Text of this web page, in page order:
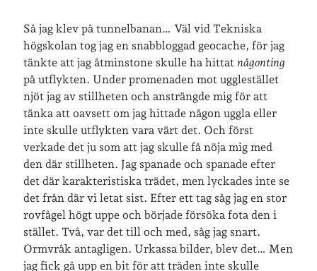
vegan viktiga händelser
vänner webben
årssammanfattningar öland
Kalender
Logga in
Flöde för inlägg
Flöde för kommentarer
WordPress.org
Så jag klev på tunnelbanan… Väl vid Tekniska
högskolan tog jag en snabbloggad geocache, för jag
tänkte att jag åtminstone skulle ha hittatnågonting
på utflykten. Under promenaden mot ugglestället
njöt jag av stillheten och ansträngde mig för att
tänka att oavsett om jag hittade någon uggla eller
inte skulle utflykten vara värt det. Och först
verkade det ju som att jag skulle få nöja mig med
den där stillheten. Jag spanade och spanade efter
det där karakteristiska trädet, men lyckades inte se
det från där vi letat sist. Efter ett tag såg jag en stor
rovfågel högt uppe och började försöka fota den i
stället. Två, var det till och med, såg jag snart.
Ormvråk antagligen. Urkassa bilder, blev det… Men
jag fick gå upp en bit för att träden inte skulle